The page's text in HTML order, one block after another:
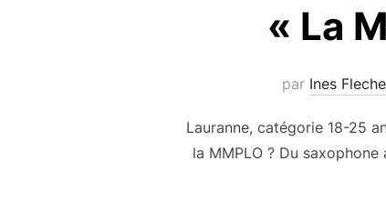
« La
par Ines
Lauranne, catégorie 18-25
la MMPLO ? Du